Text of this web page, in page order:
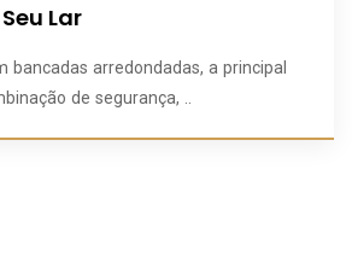
Lar
bancadas arredondadas, a principal
de segurança, ..